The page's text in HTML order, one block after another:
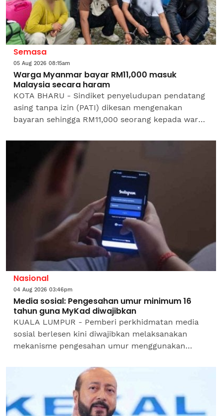
Semasa
05 Aug 2026 08:15am
Warga Myanmar bayar RM11,000 masuk
Malaysia secara haram
KOTA BHARU - Sindiket penyeludupan pendatang
asing tanpa izin (PATI) dikesan mengenakan
bayaran sehingga RM11,000 seorang kepada warga
haram sebelum...
Nasional
04 Aug 2026 03:46pm
Media sosial: Pengesahan umur minimum 16
tahun guna MyKad diwajibkan
KUALA LUMPUR - Pemberi perkhidmatan media
sosial berlesen kini diwajibkan melaksanakan
mekanisme pengesahan umur menggunakan
memastikan hanya individu...